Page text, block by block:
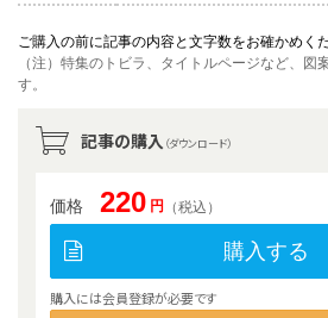
ご購入の前に記事の内容と文字数をお確かめくだ
（注）特集のトビラ、タイトルページなど、図
す。
記事の購入 （ダウンロード）
価格 220 円 （税込）
購入する
購入には会員登録が必要です